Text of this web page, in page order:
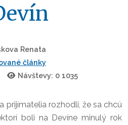
Renata
články
Návštevy: 0 1035
prijímatelia rozhodli, že sa chcú
boli na Devíne minulý rok